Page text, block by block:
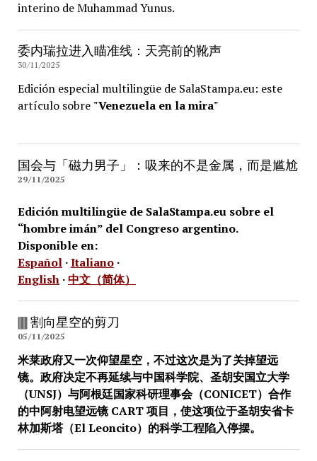
interino de Muhammad Yunus.
委内瑞拉进入瞄准线：天亮前的靴声
30/11/2025
Edición especial multilingüe de SalaStampa.eu: este
artículo sobre "Venezuela en la mira"
国会与「磁力男子」：吸来的不是金属，而是尴尬
29/11/2025
Edición multilingüe de SalaStampa.eu sobre el
“hombre imán” del Congreso argentino.
Disponible en:
Español·Italiano·
English·中文（简体）
🀫 割向星空的剪刀
05/11/2025
米莱政府又一次仰望星空，不过这次是为了关掉望远
镜。政府决定不再延续与中国科学院、圣胡安国立大学
（UNSJ）与阿根廷国家科研理事会（CONICET）合作
的中阿射电望远镜 CART 项目，使这项位于圣胡安省卡
林加斯塔（El Leoncito）的科学工程陷入停摆。